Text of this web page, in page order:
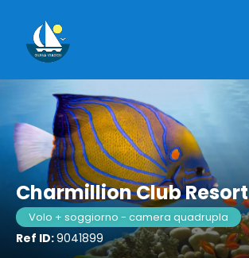
Charmillion Club Resort
Volo + soggiorno - camera quadrupla
Ref ID:9041899